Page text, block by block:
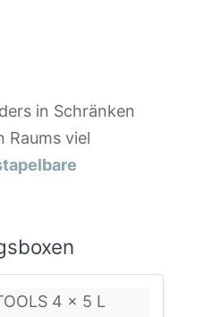
in Schränken
Raums viel